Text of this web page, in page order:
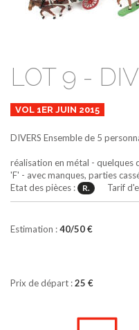
LOT 9 -
VOL 1ER JUIN 2015
DIVERS Ensemble de 5
réalisation en métal - quelques
'F' - avec manques, parties
Etat des pièces :
R. Tarif
Estimation :40/50 €
Prix de départ :25 €